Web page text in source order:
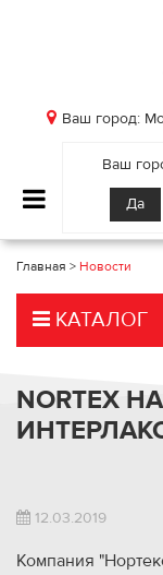
Ваш город:
Ваш
Да
Главная > Новости
КАТАЛОГ
NORTEX
12.03.2019
Компания